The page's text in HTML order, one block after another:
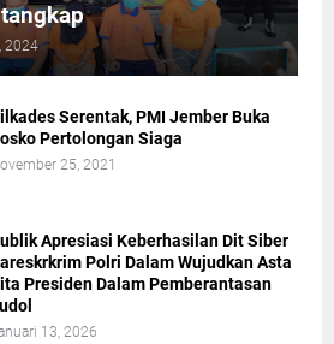
2024
Serentak, PMI Jember Buka
Pertolongan Siaga
25, 2021
Apresiasi Keberhasilan Dit Siber
Polri Dalam Wujudkan Asta
Presiden Dalam Pemberantasan
13, 2026